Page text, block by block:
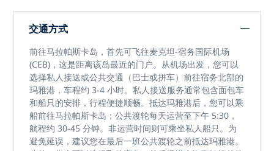
交通方式
前往马拉帕斯卡岛，首先可飞往麦克坦-宿务国际机场
(CEB)，这是距离该岛最近的门户。从机场出发，您可以
选择私人接送或公共交通（巴士或拼车）前往宿务北部的
玛雅港，车程约 3-4 小时。私人接送服务通常包含面包车
和船只的安排，行程便捷顺畅。抵达玛雅港后，您可以乘
船前往马拉帕斯卡岛；公共渡轮每天运营至下午 5:30，
航程约 30-45 分钟。非运营时间则可乘坐私人船只。为
避免延误，建议您在最后一班公共渡轮之前抵达玛雅港。